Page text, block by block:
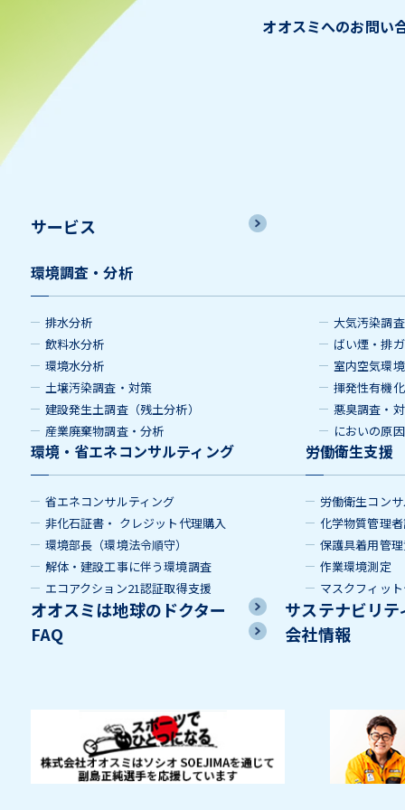
オオスミへのお問い
サービス
環境調査・分析
排水分析
飲料水分析
環境水分析
土壌汚染調査・対策
建設発生土調査（残土分析）
産業廃棄物調査・分析
大気汚染調
ばい煙・排
室内空気環
揮発性有機
悪臭調査・
においの原
環境・省エネコンサルティング
省エネコンサルティング
非化石証書・ クレジット代理購入
環境部長（環境法令順守）
解体・建設工事に伴う環境調査
エコアクション21認証取得支援
労働衛生支援
労働衛生コン
化学物質管理
保護具着用管
作業環境測定
マスクフィッ
オオスミは地球のドクター
サステナビリテ
FAQ
会社情報